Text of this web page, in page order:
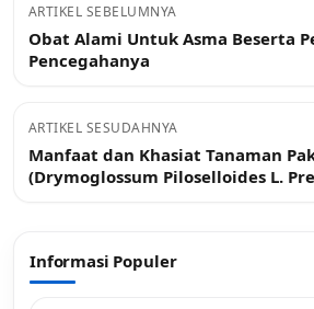
ARTIKEL SEBELUMNYA
Obat Alami Untuk Asma Beserta
Pencegahanya
ARTIKEL SESUDAHNYA
Manfaat dan Khasiat Tanaman
(Drymoglossum Piloselloides L.
Informasi Populer